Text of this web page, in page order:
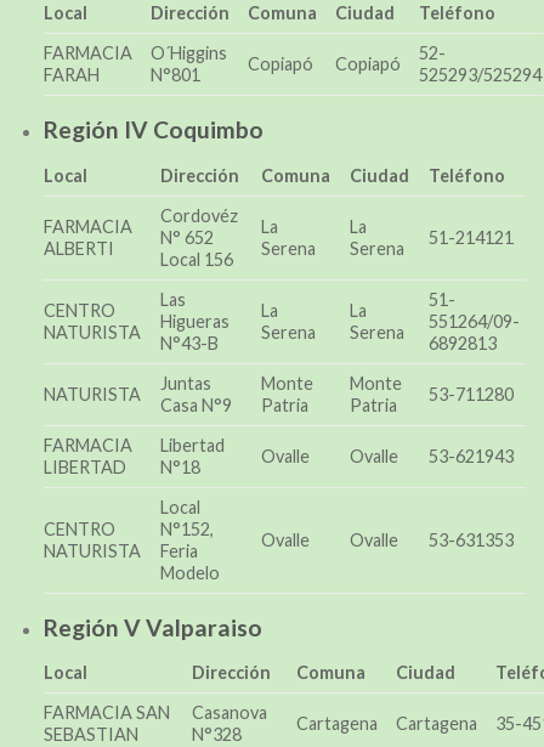
Local Dirección Comuna Ciudad
Teléfono
FARMACIA
FARAH
O´Higgins
N°801
Copiapó Copiapó
52-
525293/525294
Región IV Coquimbo
Local Dirección Comuna Ciudad Teléfono
FARMACIA
ALBERTI
Cordovéz
N° 652
Local 156
La
Serena
La
Serena
51-214121
CENTRO
NATURISTA
Las
Higueras
N°43-B
La
Serena
La
Serena
51-
551264/09-
6892813
NATURISTA
Juntas
Casa N°9
Monte
Patria
Monte
Patria
53-711280
FARMACIA
LIBERTAD
Libertad
N°18
Ovalle Ovalle 53-621943
CENTRO
NATURISTA
Local
N°152,
Feria
Modelo
Ovalle Ovalle 53-631353
Región V Valparaiso
Local Dirección Comuna Ciudad
FARMACIA SAN
SEBASTIAN
Casanova
N°328
Cartagena Cartagena 35-